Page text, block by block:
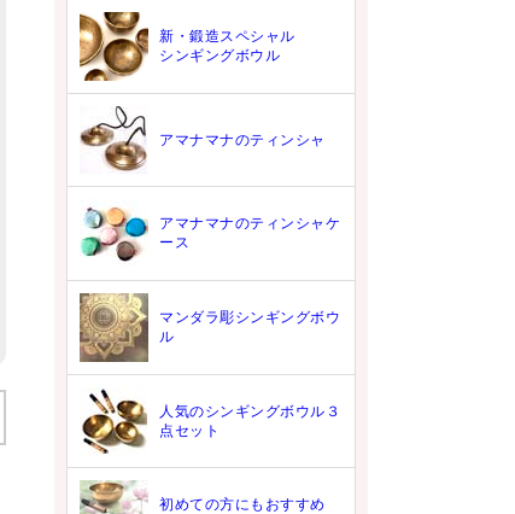
新・鍛造スペシャル
シンギングボウル
アマナマナのティンシャ
アマナマナのティンシャケ
ース
マンダラ彫シンギングボウ
ル
人気のシンギングボウル３
点セット
初めての方にもおすすめ